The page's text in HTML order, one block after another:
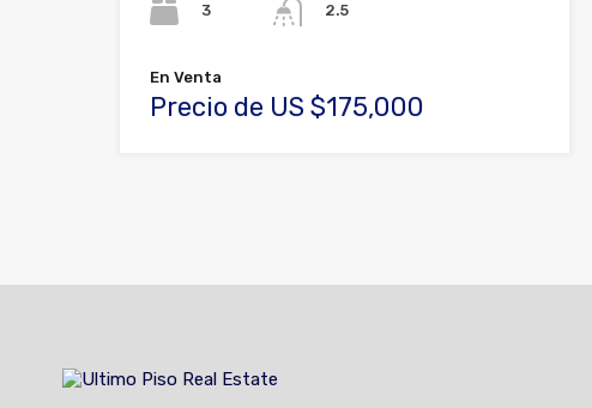
3
2.5
En Venta
Precio de US $175,000